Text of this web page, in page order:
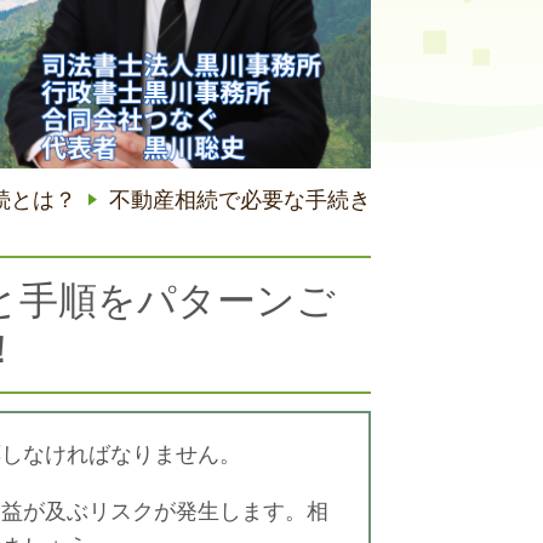
とは？ 不動産相続で必要な手続き
手順をパターンご
なければなりません。
が及ぶリスクが発生します。相